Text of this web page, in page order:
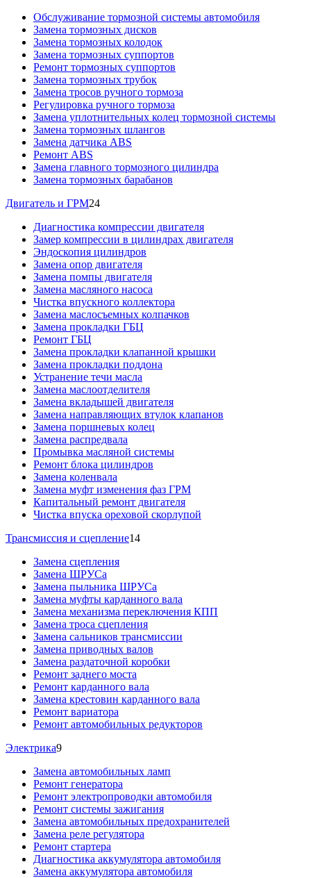
Обслуживание тормозной системы автомобиля
Замена тормозных дисков
Замена тормозных колодок
Замена тормозных суппортов
Ремонт тормозных суппортов
Замена тормозных трубок
Замена тросов ручного тормоза
Регулировка ручного тормоза
Замена уплотнительных колец тормозной системы
Замена тормозных шлангов
Замена датчика ABS
Ремонт ABS
Замена главного тормозного цилиндра
Замена тормозных барабанов
Двигатель и ГРМ24
Диагностика компрессии двигателя
Замер компрессии в цилиндрах двигателя
Эндоскопия цилиндров
Замена опор двигателя
Замена помпы двигателя
Замена масляного насоса
Чистка впускного коллектора
Замена маслосъемных колпачков
Замена прокладки ГБЦ
Ремонт ГБЦ
Замена прокладки клапанной крышки
Замена прокладки поддона
Устранение течи масла
Замена маслоотделителя
Замена вкладышей двигателя
Замена направляющих втулок клапанов
Замена поршневых колец
Замена распредвала
Промывка масляной системы
Ремонт блока цилиндров
Замена коленвала
Замена муфт изменения фаз ГРМ
Капитальный ремонт двигателя
Чистка впуска ореховой скорлупой
Трансмиссия и сцепление14
Замена сцепления
Замена ШРУСа
Замена пыльника ШРУСа
Замена муфты карданного вала
Замена механизма переключения КПП
Замена троса сцепления
Замена сальников трансмиссии
Замена приводных валов
Замена раздаточной коробки
Ремонт заднего моста
Ремонт карданного вала
Замена крестовин карданного вала
Ремонт вариатора
Ремонт автомобильных редукторов
Электрика9
Замена автомобильных ламп
Ремонт генератора
Ремонт электропроводки автомобиля
Ремонт системы зажигания
Замена автомобильных предохранителей
Замена реле регулятора
Ремонт стартера
Диагностика аккумулятора автомобиля
Замена аккумулятора автомобиля